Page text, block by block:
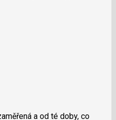
a od té doby, co